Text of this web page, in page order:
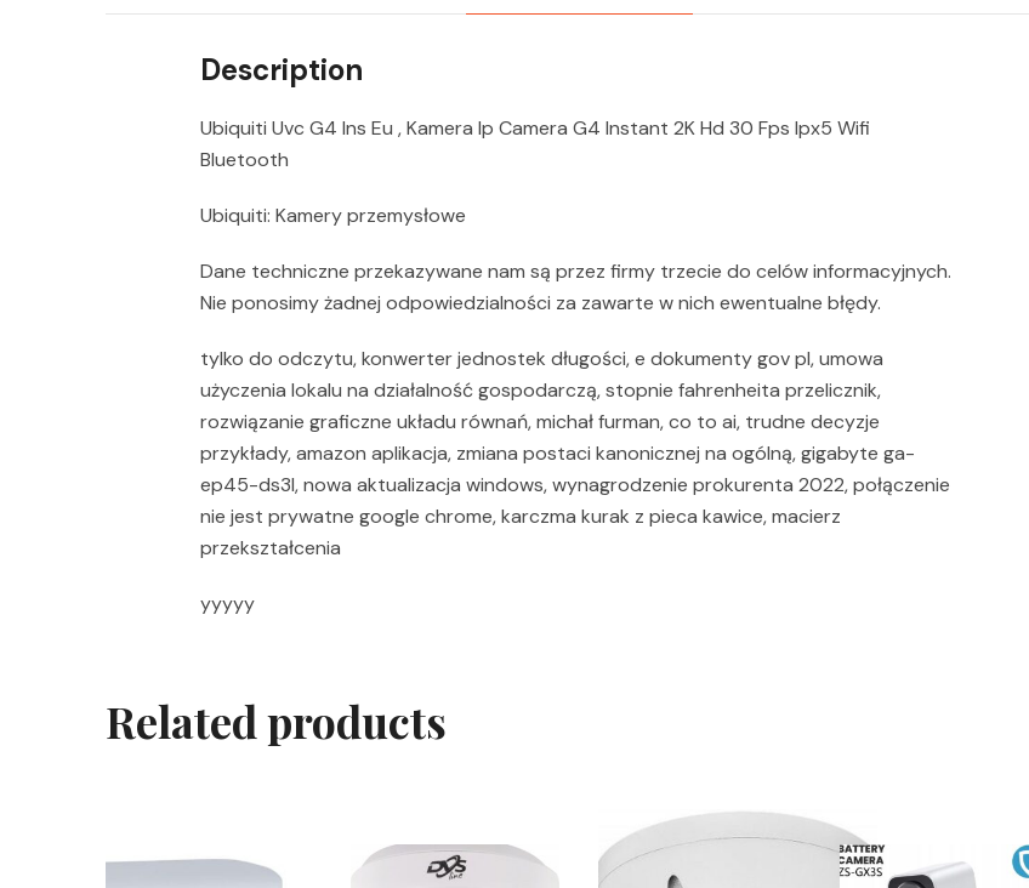
Description
Ubiquiti Uvc G4 Ins Eu , Kamera Ip Camera G4 Instant 2K Hd 30 Fps Ipx5 Wifi
Bluetooth
Ubiquiti: Kamery przemysłowe
Dane techniczne przekazywane nam są przez firmy trzecie do celów informacyjnych.
Nie ponosimy żadnej odpowiedzialności za zawarte w nich ewentualne błędy.
tylko do odczytu, konwerter jednostek długości, e dokumenty gov pl, umowa
użyczenia lokalu na działalność gospodarczą, stopnie fahrenheita przelicznik,
rozwiązanie graficzne układu równań, michał furman, co to ai, trudne decyzje
przykłady, amazon aplikacja, zmiana postaci kanonicznej na ogólną, gigabyte ga-
ep45-ds3l, nowa aktualizacja windows, wynagrodzenie prokurenta 2022, połączenie
nie jest prywatne google chrome, karczma kurak z pieca kawice, macierz
przekształcenia
yyyyy
Related products